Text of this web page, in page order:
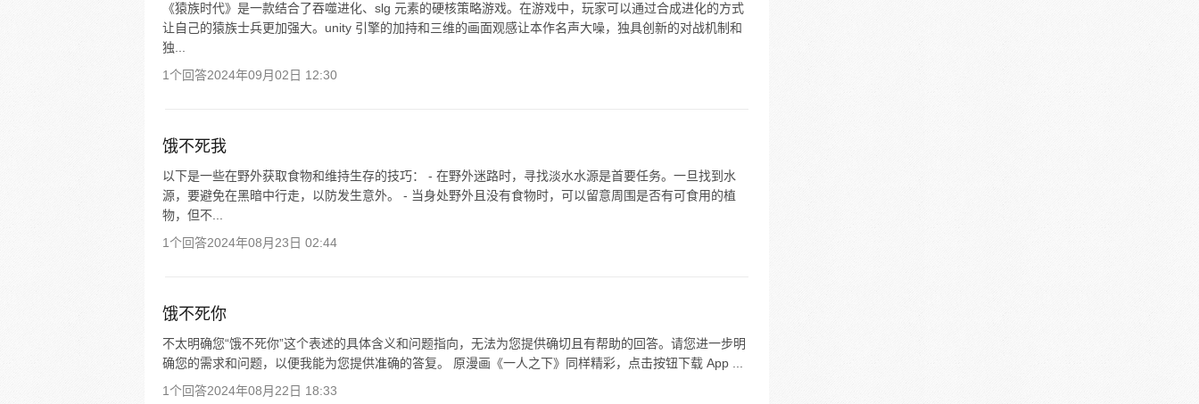
《猿族时代》是一款结合了吞噬进化、slg 元素的硬核策略游戏。在游戏中，玩家可以通过合成进化的方式
让自己的猿族士兵更加强大。unity 引擎的加持和三维的画面观感让本作名声大噪，独具创新的对战机制和
独...
1个回答2024年09月02日 12:30
饿不死我
以下是一些在野外获取食物和维持生存的技巧： - 在野外迷路时，寻找淡水水源是首要任务。一旦找到水
源，要避免在黑暗中行走，以防发生意外。 - 当身处野外且没有食物时，可以留意周围是否有可食用的植
物，但不...
1个回答2024年08月23日 02:44
饿不死你
不太明确您“饿不死你”这个表述的具体含义和问题指向，无法为您提供确切且有帮助的回答。请您进一步明
确您的需求和问题，以便我能为您提供准确的答复。 原漫画《一人之下》同样精彩，点击按钮下载 App ...
1个回答2024年08月22日 18:33